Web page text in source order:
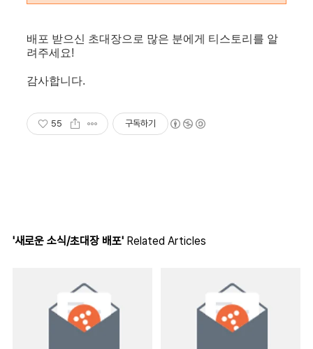
배포 받으신 초대장으로 많은 분에게 티스토리를 알
려주세요!
감사합니다.
55 구독하기
'새로운 소식/초대장 배포' Related Articles